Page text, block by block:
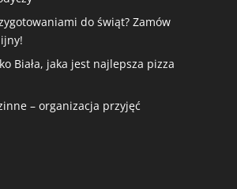
do świąt? Zamów
Biała, jaka jest najlepsza pizza
– organizacja przyjęć